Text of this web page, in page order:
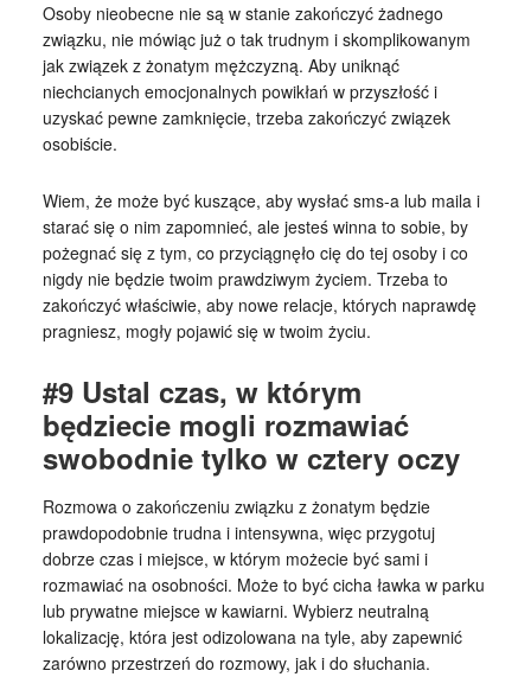
Osoby nieobecne nie są w stanie zakończyć żadnego
związku, nie mówiąc już o tak trudnym i skomplikowanym
jak związek z żonatym mężczyzną. Aby uniknąć
niechcianych emocjonalnych powikłań w przyszłość i
uzyskać pewne zamknięcie, trzeba zakończyć związek
osobiście.
Wiem, że może być kuszące, aby wysłać sms-a lub maila i
starać się o nim zapomnieć, ale jesteś winna to sobie, by
pożegnać się z tym, co przyciągnęło cię do tej osoby i co
nigdy nie będzie twoim prawdziwym życiem. Trzeba to
zakończyć właściwie, aby nowe relacje, których naprawdę
pragniesz, mogły pojawić się w twoim życiu.
#9 Ustal czas, w którym
będziecie mogli rozmawiać
swobodnie tylko w cztery oczy
Rozmowa o zakończeniu związku z żonatym będzie
prawdopodobnie trudna i intensywna, więc przygotuj
dobrze czas i miejsce, w którym możecie być sami i
rozmawiać na osobności. Może to być cicha ławka w parku
lub prywatne miejsce w kawiarni. Wybierz neutralną
lokalizację, która jest odizolowana na tyle, aby zapewnić
zarówno przestrzeń do rozmowy, jak i do słuchania.